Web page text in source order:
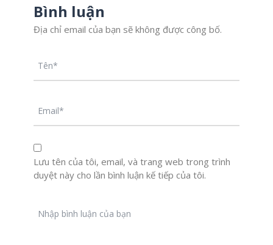
Bình luận
Địa chỉ email của bạn sẽ không được công bố.
Lưu tên của tôi, email, và trang web trong trình
duyệt này cho lần bình luận kế tiếp của tôi.